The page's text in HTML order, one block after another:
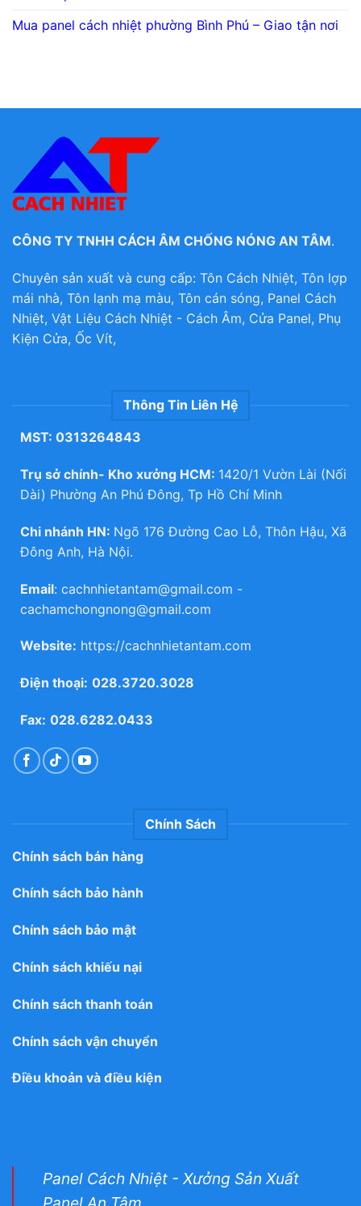
Mua panel cách nhiệt phường Bình Phú – Giao tận nơi
CÔNG TY TNHH CÁCH ÂM CHỐNG NÓNG AN TÂM.
Chuyên sản xuất và cung cấp: Tôn Cách Nhiệt, Tôn lợp
mái nhà, Tôn lạnh mạ màu, Tôn cán sóng, Panel Cách
Nhiệt, Vật Liệu Cách Nhiệt - Cách Âm, Cửa Panel, Phụ
Kiện Cửa, Ốc Vít,
Thông Tin Liên Hệ
MST: 0313264843
Trụ sở chính- Kho xưởng HCM: 1420/1 Vườn Lài (Nối
Dài) Phường An Phú Đông, Tp Hồ Chí Minh
Chi nhánh HN: Ngõ 176 Đường Cao Lỗ, Thôn Hậu, Xã
Đông Anh, Hà Nội.
Email: cachnhietantam@gmail.com -
cachamchongnong@gmail.com
Website: https://cachnhietantam.com
Điện thoại: 028.3720.3028
Fax: 028.6282.0433
Chính Sách
Chính sách bán hàng
Chính sách bảo hành
Chính sách bảo mật
Chính sách khiếu nại
Chính sách thanh toán
Chính sách vận chuyển
Điều khoản và điều kiện
Panel Cách Nhiệt - Xưởng Sản Xuất